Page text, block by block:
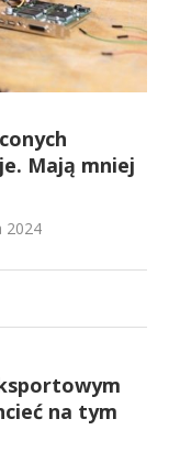
Mają mniej
2024
na tym